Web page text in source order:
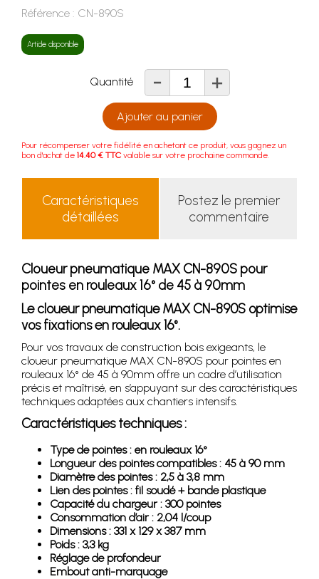
Référence : CN-890S
Article disponible
Quantité - +
Ajouter au panier
Pour récompenser votre fidélité en achetant ce produit, vous gagnez un
bon d'achat de 14.40 € TTC valable sur votre prochaine commande.
Caractéristiques
détaillées
Postez le premier
commentaire
Cloueur pneumatique MAX CN-890S pour
pointes en rouleaux 16° de 45 à 90mm
Le cloueur pneumatique MAX CN-890S optimise
vos fixations en rouleaux 16°.
Pour vos travaux de construction bois exigeants, le
cloueur pneumatique MAX CN-890S pour pointes en
rouleaux 16° de 45 à 90mm offre un cadre d’utilisation
précis et maîtrisé, en s’appuyant sur des caractéristiques
techniques adaptées aux chantiers intensifs.
Caractéristiques techniques :
Type de pointes : en rouleaux 16°
Longueur des pointes compatibles : 45 à 90 mm
Diamètre des pointes : 2,5 à 3,8 mm
Lien des pointes : fil soudé + bande plastique
Capacité du chargeur : 300 pointes
Consommation d’air : 2,04 l/coup
Dimensions : 331 x 129 x 387 mm
Poids : 3,3 kg
Réglage de profondeur
Embout anti-marquage